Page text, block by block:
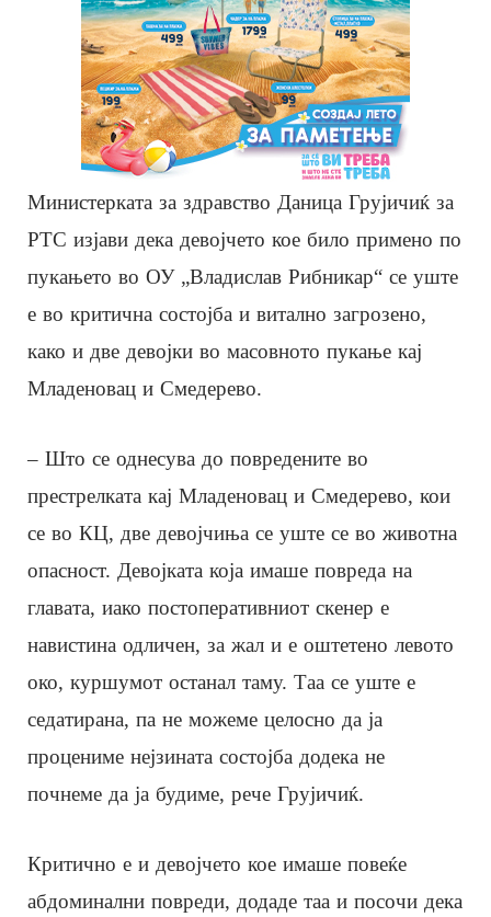
Министерката за здравство Даница Грујичиќ за
РТС изјави дека девојчето кое било примено по
пукањето во ОУ „Владислав Рибникар“ се уште
е во критична состојба и витално загрозено,
како и две девојки во масовното пукање кај
Младеновац и Смедерево.
– Што се однесува до повредените во
престрелката кај Младеновац и Смедерево, кои
се во КЦ, две девојчиња се уште се во животна
опасност. Девојката која имаше повреда на
главата, иако постоперативниот скенер е
навистина одличен, за жал и е оштетено левото
око, куршумот останал таму. Таа се уште е
седатирана, па не можеме целосно да ја
процениме нејзината состојба додека не
почнеме да ја будиме, рече Грујичиќ.
Критично е и девојчето кое имаше повеќе
абдоминални повреди, додаде таа и посочи дека